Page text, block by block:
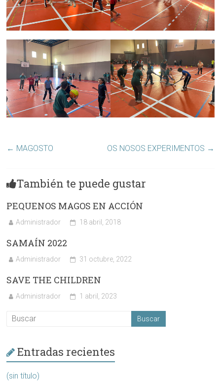
← MAGOSTO OS NOSOS EXPERIMENTOS →
También te puede gustar
PEQUENOS MAGOS EN ACCIÓN
Administrador 18 abril, 2018
SAMAÍN 2022
Administrador 31 octubre, 2022
SAVE THE CHILDREN
Administrador 1 abril, 2023
Entradas recientes
(sin título)